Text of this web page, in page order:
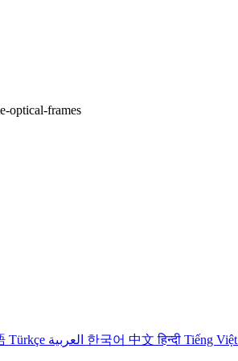
optical-frames
Türkçe 한국어 中文हिन्दी Tiếng Việt